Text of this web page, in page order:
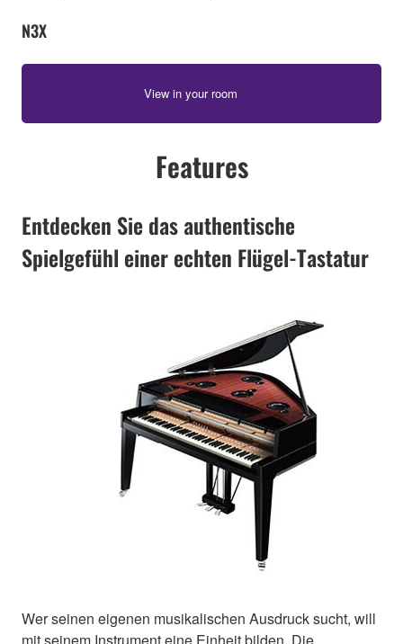
N3X
View in your room
Features
Entdecken Sie das authentische
Spielgefühl einer echten Flügel-Tastatur
Wer seinen eigenen musikalischen Ausdruck sucht, will